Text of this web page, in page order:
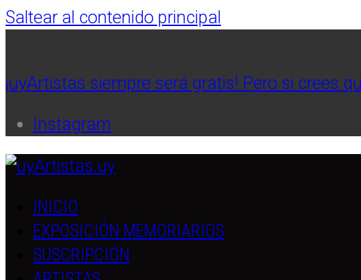
Saltear al contenido principal
¡uyArtistas siempre será gratis! Pero si crees
Instagram
INICIO
EXPOSICIÓN MEMORIARIOS
SUSCRIPCIÓN